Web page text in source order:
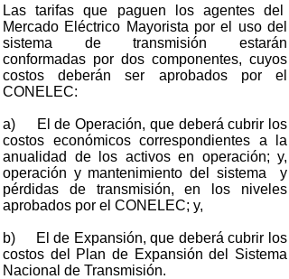
Las tarifas que paguen los agentes del
Mercado Eléctrico Mayorista por el uso del
sistema de transmisión estarán
conformadas por dos componentes, cuyos
costos deberán ser aprobados por el
CONELEC:
a) El de Operación, que deberá cubrir los
costos económicos correspondientes a la
anualidad de los activos en operación; y,
operación y mantenimiento del sistema y
pérdidas de transmisión, en los niveles
aprobados por el CONELEC; y,
b) El de Expansión, que deberá cubrir los
costos del Plan de Expansión del Sistema
Nacional de Transmisión.